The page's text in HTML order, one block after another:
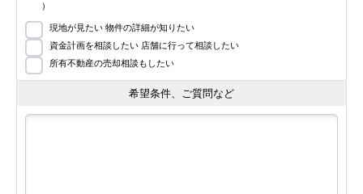
）
現地が見たい 物件の詳細が知りたい
資金計画を相談したい 店舗に行って相談したい
所有不動産の売却相談もしたい
希望条件、ご質問など